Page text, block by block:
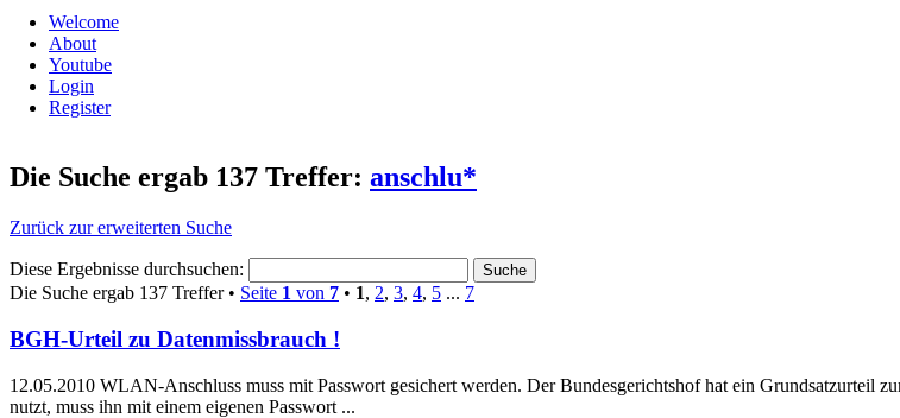
Welcome
About
Youtube
Login
Register
Die Suche ergab 137 Treffer: anschlu*
Zurück zur erweiterten Suche
Diese Ergebnisse durchsuchen:
Die Suche ergab 137 Treffer • Seite 1 von 7 • 1, 2, 3, 4, 5 ... 7
BGH-Urteil zu Datenmissbrauch !
12.05.2010 WLAN-Anschluss muss mit Passwort gesichert werden. Der Bundesgerichtshof hat ein Grundsatzurteil
nutzt, muss ihn mit einem eigenen Passwort ...